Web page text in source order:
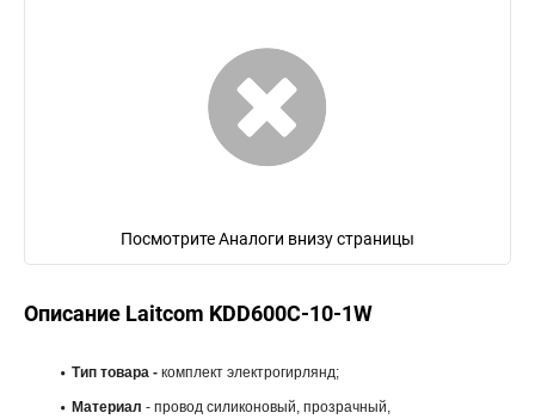
Посмотрите Аналоги внизу страницы
Описание Laitcom KDD600C-10-1W
Тип товара - комплект электрогирлянд;
Материал - провод силиконовый, прозрачный,